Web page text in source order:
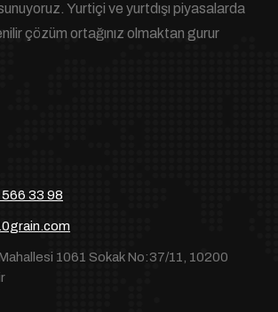
Yurtiçi ve yurtdışı piyasalarda
çözüm ortağınız olmaktan gurur
33 98
1061 Sokak No:37/11, 10200